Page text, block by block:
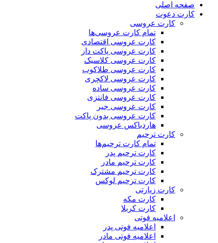
صفحه اصلی
کارت دعوت
کارت عروسی
تمام کارت عروسی‌ها
کارت عروسی اقتصادی
کارت عروسی پاکت دار
کارت عروسی کلاسیک
کارت عروسی طلاکوب
کارت عروسی لاکچری
کارت عروسی ساده
کارت عروسی فانتزی
کارت عروسی جیر
کارت عروسی بدون پاکت
هاردباکس عروسی
کارت ترحیم
تمام کارت ترحیم‌ها
کارت ترحیم پدر
کارت ترحیم مادر
کارت ترحیم مشترک
کارت ترحیم لوکس
کارت زیارتی
کارت مکه
کارت کربلا
اعلامیه فوتی
اعلامیه فوتی پدر
اعلامیه فوتی مادر